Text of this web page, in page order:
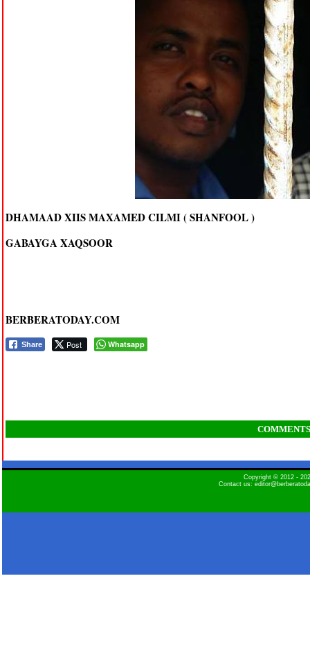
DHAMAAD XIIS MAXAMED CILMI ( SHANFOOL )
GABAYGA XAQSOOR
BERBERATODAY.COM
Share Post Whatsapp
COMMENTS
Copyright © 2012 -
Contact us: